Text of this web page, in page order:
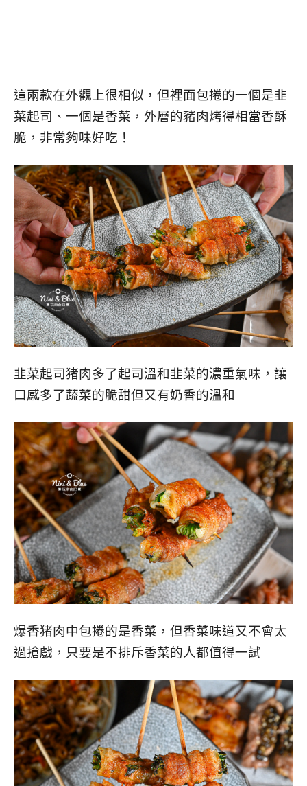
這兩款在外觀上很相似，但裡面包捲的一個是韭
菜起司、一個是香菜，外層的豬肉烤得相當香酥
脆，非常夠味好吃！
韭菜起司猪肉多了起司溫和韭菜的濃重氣味，讓
口感多了蔬菜的脆甜但又有奶香的溫和
爆香猪肉中包捲的是香菜，但香菜味道又不會太
過搶戲，只要是不排斥香菜的人都值得一試